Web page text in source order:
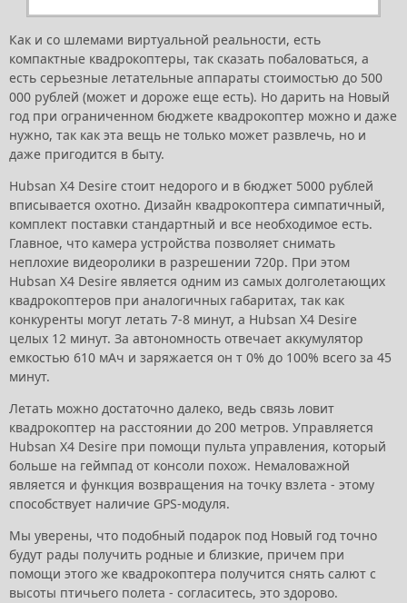
Как и со шлемами виртуальной реальности, есть
компактные квадрокоптеры, так сказать побаловаться, а
есть серьезные летательные аппараты стоимостью до 500
000 рублей (может и дороже еще есть). Но дарить на Новый
год при ограниченном бюджете квадрокоптер можно и даже
нужно, так как эта вещь не только может развлечь, но и
даже пригодится в быту.
Hubsan X4 Desire стоит недорого и в бюджет 5000 рублей
вписывается охотно. Дизайн квадрокоптера симпатичный,
комплект поставки стандартный и все необходимое есть.
Главное, что камера устройства позволяет снимать
неплохие видеоролики в разрешении 720р. При этом
Hubsan X4 Desire является одним из самых долголетающих
квадрокоптеров при аналогичных габаритах, так как
конкуренты могут летать 7-8 минут, а Hubsan X4 Desire
целых 12 минут. За автономность отвечает аккумулятор
емкостью 610 мАч и заряжается он т 0% до 100% всего за 45
минут.
Летать можно достаточно далеко, ведь связь ловит
квадрокоптер на расстоянии до 200 метров. Управляется
Hubsan X4 Desire при помощи пульта управления, который
больше на геймпад от консоли похож. Немаловажной
является и функция возвращения на точку взлета - этому
способствует наличие GPS-модуля.
Мы уверены, что подобный подарок под Новый год точно
будут рады получить родные и близкие, причем при
помощи этого же квадрокоптера получится снять салют с
высоты птичьего полета - согласитесь, это здорово.